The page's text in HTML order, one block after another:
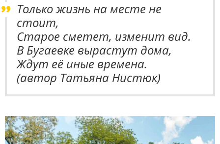
Только жизнь на месте не
стоит,
Старое сметет, изменит вид.
В Бугаевке вырастут дома,
Ждут её иные времена.
(автор Татьяна Нистюк)